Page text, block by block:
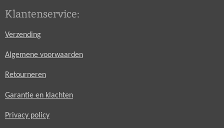
Klantenservice:
Verzending
Algemene voorwaarden
Retourneren
Garantie en klachten
Privacy policy